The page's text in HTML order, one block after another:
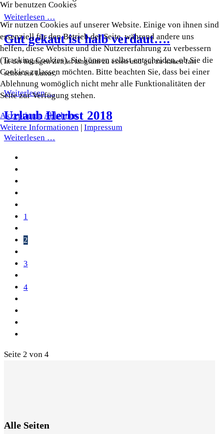
Weiterlesen …
Gut gekaut ist halb verdaut….
In der heutigen Zeit ist langsam zu essen und gut zu kauen fast
schon ein Luxus,
Weiterlesen …
Urlaub Herbst 2018
Weiterlesen …
1
2
3
4
Seite 2 von 4
Alle Seiten
Wir benutzen Cookies
Wir nutzen Cookies auf unserer Website. Einige von ihnen sind
essenziell für den Betrieb der Seite, während andere uns
helfen, diese Website und die Nutzererfahrung zu verbessern
(Tracking Cookies). Sie können selbst entscheiden, ob Sie die
Cookies zulassen möchten. Bitte beachten Sie, dass bei einer
Ablehnung womöglich nicht mehr alle Funktionalitäten der
Seite zur Verfügung stehen.
AkzeptierenAblehnen
Weitere Informationen | Impressum